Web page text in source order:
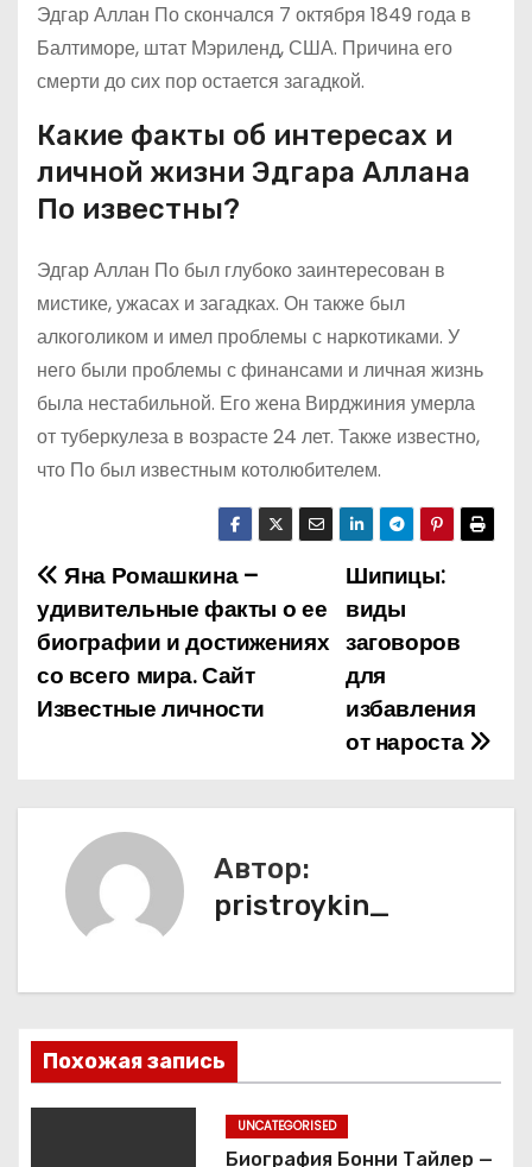
Эдгар Аллан По скончался 7 октября 1849 года в
Балтиморе, штат Мэриленд, США. Причина его
смерти до сих пор остается загадкой.
Какие факты об интересах и
личной жизни Эдгара Аллана
По известны?
Эдгар Аллан По был глубоко заинтересован в
мистике, ужасах и загадках. Он также был
алкоголиком и имел проблемы с наркотиками. У
него были проблемы с финансами и личная жизнь
была нестабильной. Его жена Вирджиния умерла
от туберкулеза в возрасте 24 лет. Также известно,
что По был известным котолюбителем.
Н
а
в
я
п
о
Шипицы:
виды
заговоров
для
избавления
от нароста
Яна Ромашкина –
удивительные факты о ее
биографии и достижениях
со всего мира. Сайт
Известные личности
Автор:
pristroykin_
Похожая запись
UNCATEGORISED
Биография Бонни Тайлер —